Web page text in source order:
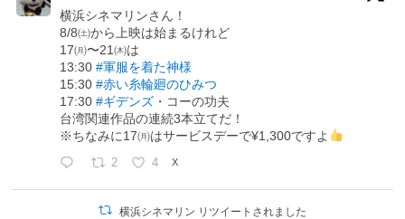
横浜シネマリンさん！
8/8㈯から上映は始まるけれど
17㈪〜21㈭は
13:30#軍服を着た神様
15:30#赤い糸輪廻のひみつ
17:30#ギデンズ ・コーの功夫
台湾関連作品の連続3本立てだ！
※ちなみに17㈪はサービスデーで¥1,300ですよ
2 4 X
横浜シネマリン リツイートされました